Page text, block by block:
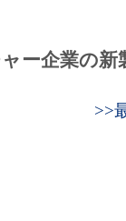
ー企業の新
>>